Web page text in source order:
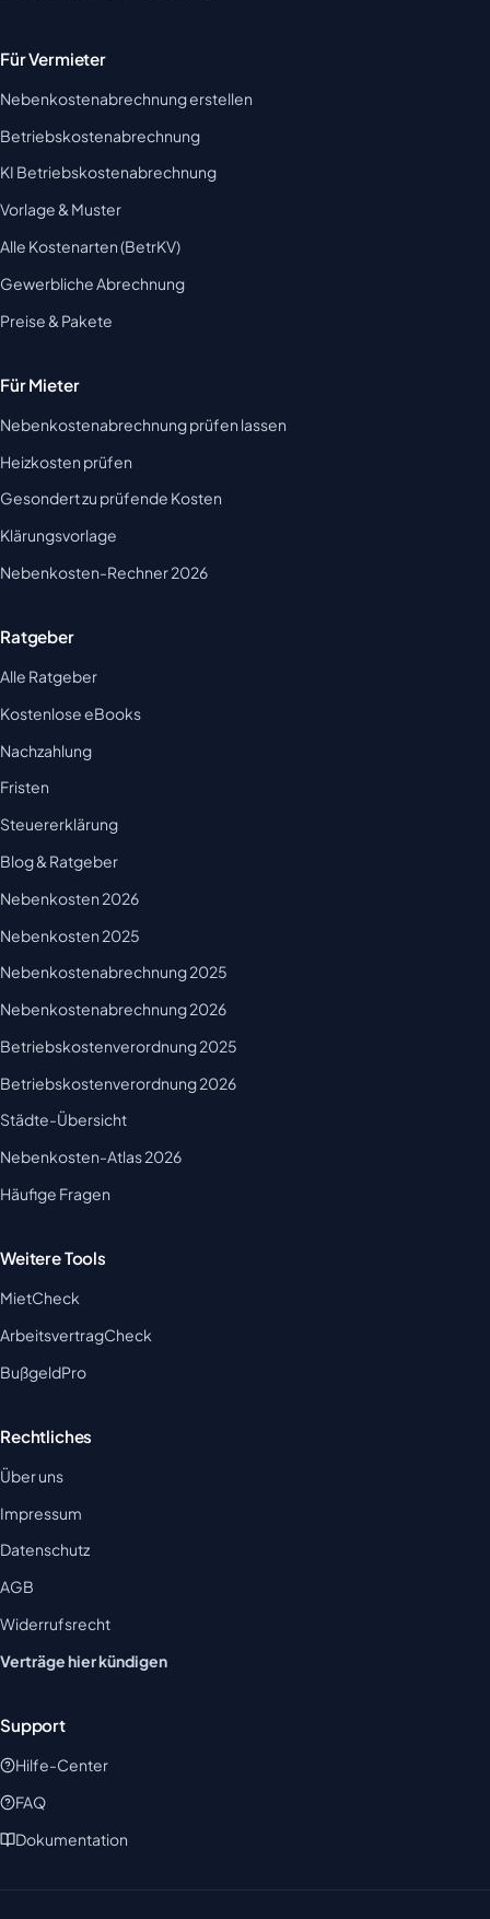
Für Vermieter
Nebenkostenabrechnung erstellen
Betriebskostenabrechnung
KI Betriebskostenabrechnung
Vorlage & Muster
Alle Kostenarten (BetrKV)
Gewerbliche Abrechnung
Preise & Pakete
Für Mieter
Nebenkostenabrechnung prüfen lassen
Heizkosten prüfen
Gesondert zu prüfende Kosten
Klärungsvorlage
Nebenkosten-Rechner 2026
Ratgeber
Alle Ratgeber
Kostenlose eBooks
Nachzahlung
Fristen
Steuererklärung
Blog & Ratgeber
Nebenkosten 2026
Nebenkosten 2025
Nebenkostenabrechnung 2025
Nebenkostenabrechnung 2026
Betriebskostenverordnung 2025
Betriebskostenverordnung 2026
Städte-Übersicht
Nebenkosten-Atlas 2026
Häufige Fragen
Weitere Tools
MietCheck
ArbeitsvertragCheck
BußgeldPro
Rechtliches
Über uns
Impressum
Datenschutz
AGB
Widerrufsrecht
Verträge hier kündigen
Support
Hilfe-Center
FAQ
Dokumentation